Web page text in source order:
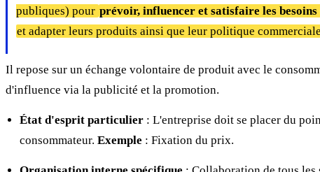
publiques) pour prévoir, influencer et satisfaire les besoins
et adapter leurs produits ainsi que leur politique
Il repose sur un échange volontaire de produit avec le
d'influence via la publicité et la promotion.
État d'esprit particulier : L'entreprise doit se placer du
consommateur. Exemple : Fixation du prix.